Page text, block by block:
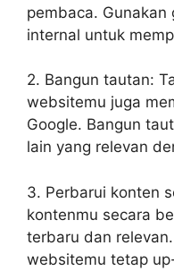
pembaca.
internal untuk
2. Bangun tautan:
websitemu juga
Google. Bangun
lain yang relevan
3. Perbarui konten
kontenmu secara
terbaru dan
websitemu tetap